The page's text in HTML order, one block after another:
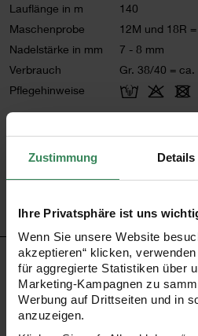
Zustimmung Details
Ihre Privatsphäre ist uns
Wenn Sie unsere Website
akzeptieren“ klicken,
für aggregierte Statistiken über
Marketing-Kampagnen zu
Werbung auf Drittseiten und in
anzuzeigen.
Lauflänge in m
140
Maschenprobe
12M und 18R
Nadelstärke in mm
7 - 8 mm
Verbrauch
Gr. 38/40 = ca.
Pflegehinweise
Mehr Informationen zu
Artikel-Nr. 383147.001
Fashion Bouclé ist ein
und Elastan. Die feinen Bouclé